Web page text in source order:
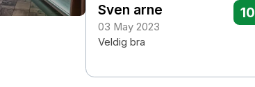
Sven arne
03 May 2023
10
Veldig bra